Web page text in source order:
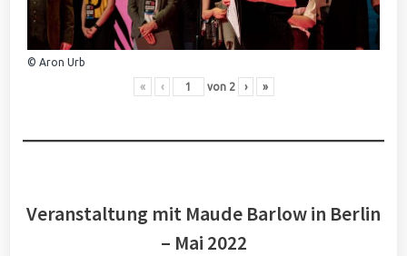
© Aron Urb
« ‹ von 2 › »
Veranstaltung mit Maude Barlow in Berlin
– Mai 2022